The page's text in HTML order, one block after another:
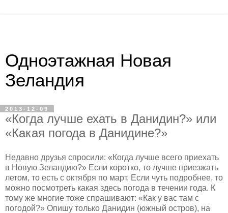
Одноэтажная Новая
Зеландия
2013-12-09
«Когда лучше ехать в Данидин?» или
«Какая погода в Данидине?»
Недавно друзья спросили: «Когда лучше всего приехать
в Новую Зеландию?» Если коротко, то лучше приезжать
летом, то есть с октября по март. Если чуть подробнее, то
можно посмотреть какая здесь погода в течении года. К
тому же многие тоже спрашивают: «Как у вас там с
погодой?» Опишу только Данидин (южный остров), на